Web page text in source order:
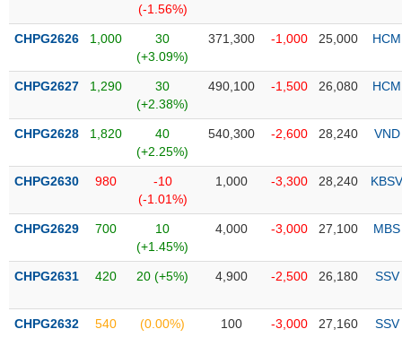
lý
thị
(-1.56%)
CHPG2626 1,000
30
(+3.09%)
371,300 -1,000 25,000 HCM
CHPG2627 1,290
30
(+2.38%)
490,100 -1,500 26,080 HCM
CHPG2628 1,820
40
(+2.25%)
540,300 -2,600 28,240 VND
CHPG2630 980
-10
(-1.01%)
1,000 -3,300 28,240 KBSV
CHPG2629 700
10
(+1.45%)
4,000 -3,000 27,100 MBS
CHPG2631 420 20 (+5%) 4,900 -2,500 26,180 SSV
CHPG2632 540 (0.00%) 100 -3,000 27,160 SSV
TIÊU
DÙNG
THIẾT
DÙNG
THIẾT